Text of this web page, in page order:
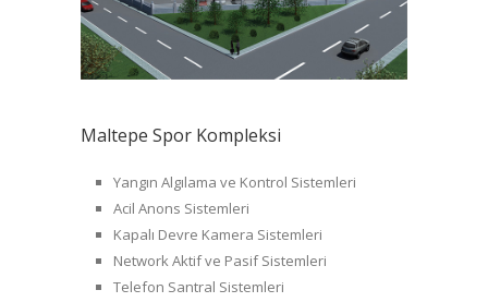
Maltepe Spor Kompleksi
Yangın Algılama ve Kontrol Sistemleri
Acil Anons Sistemleri
Kapalı Devre Kamera Sistemleri
Network Aktif ve Pasif Sistemleri
Telefon Santral Sistemleri